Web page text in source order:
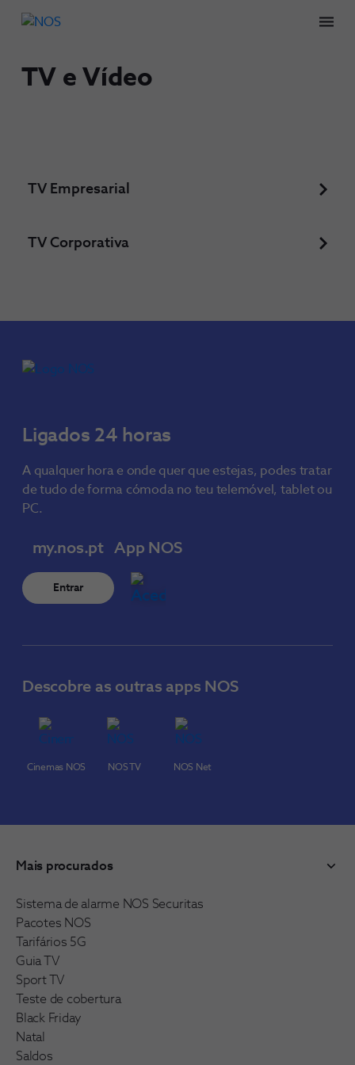
TV e Vídeo
TV Empresarial
TV Corporativa
Ligados 24 horas
A qualquer hora e onde quer que estejas, podes tratar
de tudo de forma cómoda no teu telemóvel, tablet ou
PC.
my.nos.pt
Entrar
App NOS
Descobre as outras apps NOS
Cinemas NOS NOS TV NOS Net
Mais procurados
Sistema de alarme NOS Securitas
Pacotes NOS
Tarifários 5G
Guia TV
Sport TV
Teste de cobertura
Black Friday
Natal
Saldos